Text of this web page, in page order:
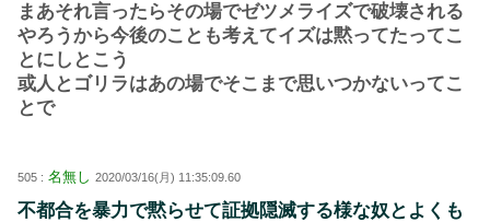
まあそれ言ったらその場でゼツメライズで破壊される
やろうから今後のことも考えてイズは黙ってたってこ
とにしとこう
或人とゴリラはあの場でそこまで思いつかないってこ
とで
505 : 名無し 2020/03/16(月) 11:35:09.60
不都合を暴力で黙らせて証拠隠滅する様な奴とよくも